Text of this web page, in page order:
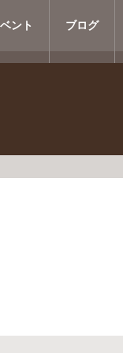
ント ブログ